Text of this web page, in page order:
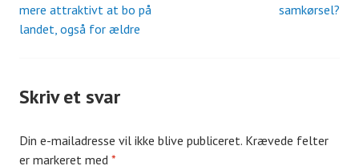
navigation
mere attraktivt at bo på
landet, også for ældre
samkørsel?
Skriv et svar
Din e-mailadresse vil ikke blive publiceret. Krævede felter
er markeret med *